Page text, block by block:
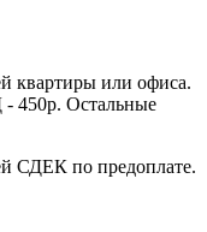
квартиры или офиса.
450р. Остальные
СДЕК по предоплате.